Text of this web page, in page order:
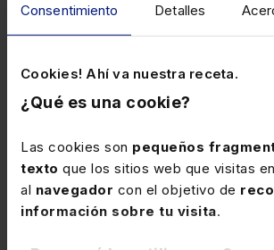
Consentimiento Detalles
Cookies! Ahí va nuestra receta.
¿Qué es una cookie?
Las cookies son pequeños
texto que los sitios web que visitas
al navegador con el objetivo de
información sobre tu visita.
También puede
Revisión de la lista de
y regímenes fiscales
tienen la consideración de
no cooperativa
Se revisa la lista de los países y
los regímenes fiscales perjudiciales,
consideración de jurisdicciones no